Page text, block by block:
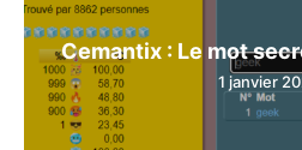
Cemantix : Le mot
1 janvier